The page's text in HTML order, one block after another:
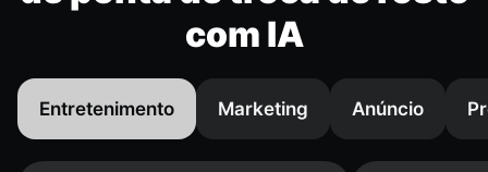
com IA
Entretenimento Marketing Anúncio